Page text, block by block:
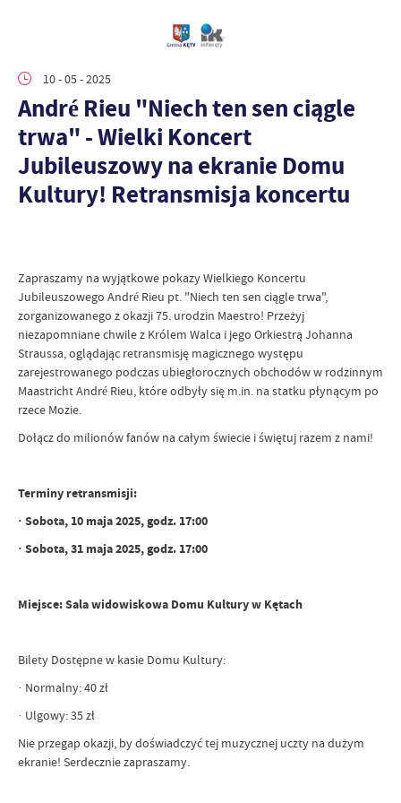
10 - 05 - 2025
André Rieu "Niech ten sen ciągle
trwa" - Wielki Koncert
Jubileuszowy na ekranie Domu
Kultury! Retransmisja koncertu
Zapraszamy na wyjątkowe pokazy Wielkiego Koncertu
Jubileuszowego André Rieu pt. "Niech ten sen ciągle trwa",
zorganizowanego z okazji 75. urodzin Maestro! Przeżyj
niezapomniane chwile z Królem Walca i jego Orkiestrą Johanna
Straussa, oglądając retransmisję magicznego występu
zarejestrowanego podczas ubiegłorocznych obchodów w rodzinnym
Maastricht André Rieu, które odbyły się m.in. na statku płynącym po
rzece Mozie.
Dołącz do milionów fanów na całym świecie i świętuj razem z nami!
Terminy retransmisji:
· Sobota, 10 maja 2025, godz. 17:00
· Sobota, 31 maja 2025, godz. 17:00
Miejsce: Sala widowiskowa Domu Kultury w Kętach
Bilety Dostępne w kasie Domu Kultury:
· Normalny: 40 zł
· Ulgowy: 35 zł
Nie przegap okazji, by doświadczyć tej muzycznej uczty na dużym
ekranie! Serdecznie zapraszamy.